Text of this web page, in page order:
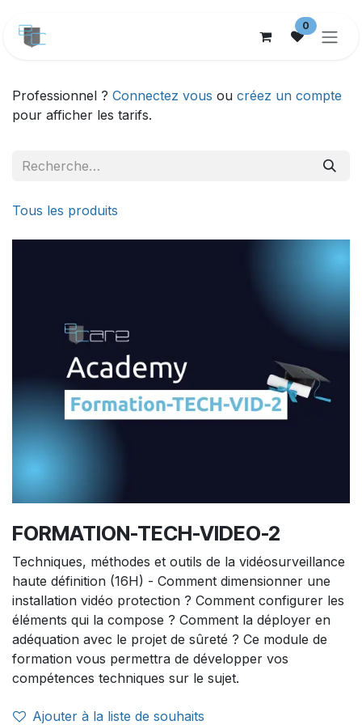
0
Professionnel ? Connectez vous ou créez un compte
pour afficher les tarifs.
Tous les produits
FORMATION-TECH-VIDEO-2
Techniques, méthodes et outils de la vidéosurveillance
haute définition (16H) - Comment dimensionner une
installation vidéo protection ? Comment configurer les
éléments qui la compose ? Comment la déployer en
adéquation avec le projet de sûreté ? Ce module de
formation vous permettra de développer vos
compétences techniques sur le sujet.
Ajouter à la liste de souhaits